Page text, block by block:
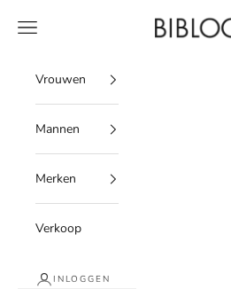
BIBLOO
Menu
Vrouwen
Mannen
Merken
Verkoop
INLOGGEN